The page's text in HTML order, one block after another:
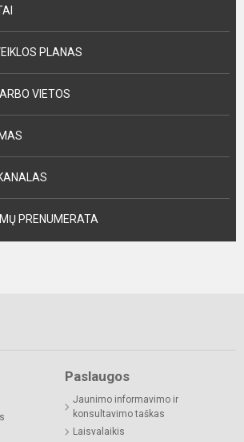
PLANAS
VIETOS
PRENUMERATA
Paslaugos
Jaunimo informavimo ir
konsultavimo taškas
Laisvalaikis